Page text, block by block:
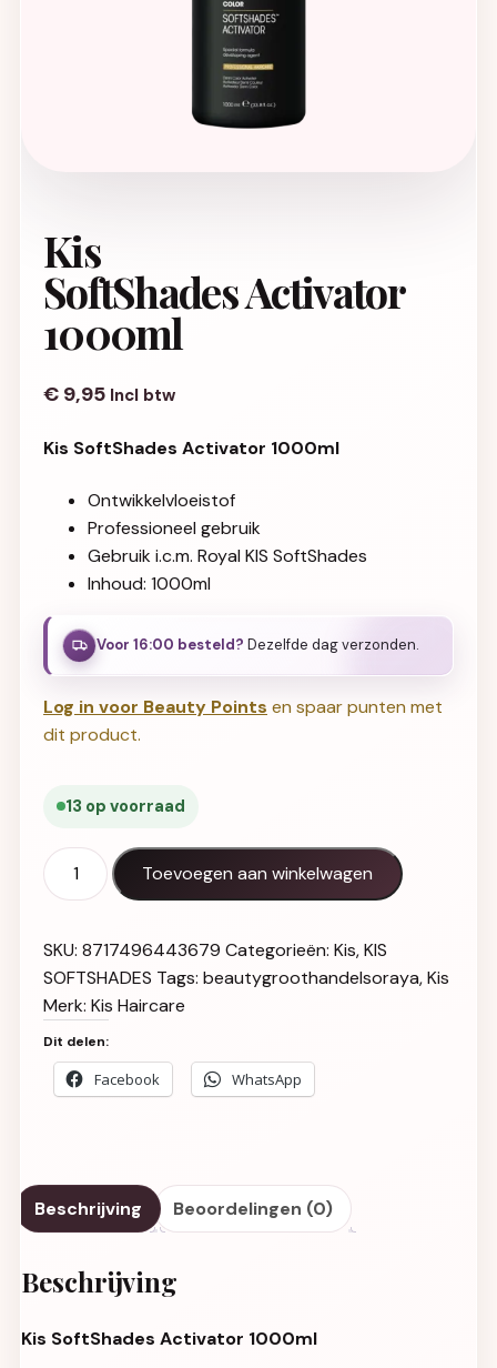
Kis
SoftShades Activator
1000ml
€ 9,95 Incl btw
Kis SoftShades Activator 1000ml
Ontwikkelvloeistof
Professioneel gebruik
Gebruik i.c.m. Royal KIS SoftShades
Inhoud: 1000ml
Voor 16:00 besteld? Dezelfde dag verzonden.
Log in voor Beauty Points en spaar punten met
dit product.
13 op voorraad
Kis SoftShades Activator 1000ml aantal
Toevoegen aan winkelwagen
SKU: 8717496443679 Categorieën: Kis,KIS
SOFTSHADES Tags: beautygroothandelsoraya,Kis
Merk: Kis Haircare
Dit delen:
Facebook WhatsApp
Beschrijving Beoordelingen (0)
Beschrijving
Kis SoftShades Activator 1000ml